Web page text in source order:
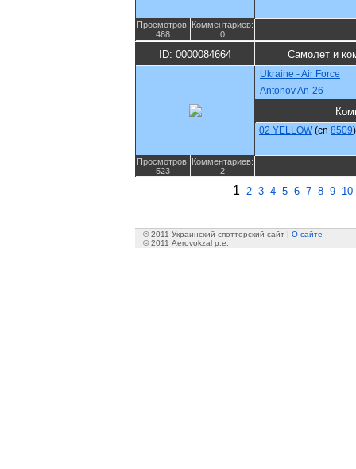
Просмотров:
468
Комментариев:
0
ID: 0000084664 Самолет и
Ukraine - Air Force
Antonov An-26
02 YELLOW (cn 8509)
Просмотров:
523
Комментариев:
2
1 2 3 4 5 6 7 8 9 10
© 2011 Украинский споттерский сайт | О сайте
© 2011 Aerovokzal p.e.